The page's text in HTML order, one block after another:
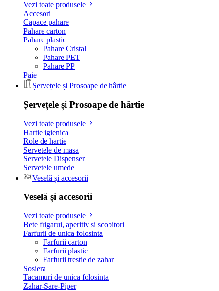
Vezi toate produsele
Accesori
Capace pahare
Pahare carton
Pahare plastic
Pahare Cristal
Pahare PET
Pahare PP
Paie
Șervețele și Prosoape de hârtie
Șervețele și Prosoape de hârtie
Vezi toate produsele
Hartie igienica
Role de hartie
Servetele de masa
Servetele Dispenser
Servetele umede
Veselă și accesorii
Veselă și accesorii
Vezi toate produsele
Bete frigarui, aperitiv si scobitori
Farfurii de unica folosinta
Farfurii carton
Farfurii plastic
Farfurii trestie de zahar
Sosiera
Tacamuri de unica folosinta
Zahar-Sare-Piper